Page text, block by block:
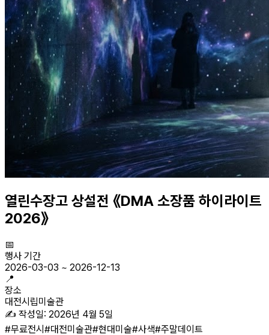
열린수장고 상설전 《DMA 소장품 하이라이트
2026》
📅
행사 기간
2026-03-03 ~ 2026-12-13
📍
장소
대전시립미술관
✍️ 작성일: 2026년 4월 5일
#무료전시 #대전미술관#현대미술#사색#주말데이트